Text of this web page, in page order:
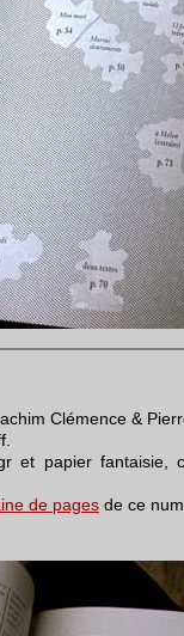
Clémence &
et papier fantaisie,
de pages de ce